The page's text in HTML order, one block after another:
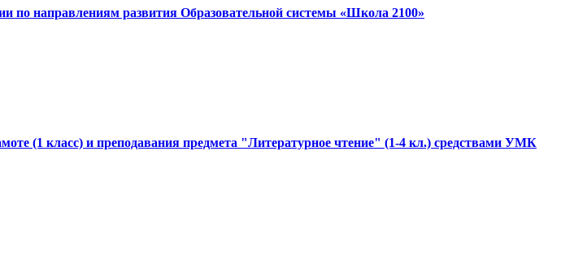
по направлениям развития Образовательной системы «Школа 2100»
(1 класс) и преподавания предмета "Литературное чтение" (1-4 кл.) средствами УМК